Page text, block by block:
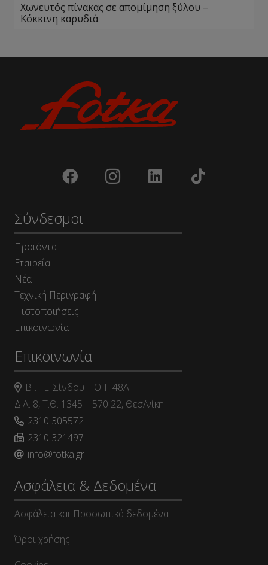
Χωνευτός πίνακας σε απομίμηση ξύλου –
Κόκκινη καρυδιά
Σύνδεσμοι
Προϊόντα
Εταιρεία
Νέα
Τεχνική Περιγραφή
Πιστοποιήσεις
Επικοινωνία
Επικοινωνία
ΒΙ.ΠΕ. Σίνδου – Ο.Τ. 48Α
Δ.Α. 8, Τ.Θ. 1345 – 570 22, Θεσ/νίκη
2310 305572
2310 321497
info@fotka.gr
Ασφάλεια & Δεδομένα
Ασφάλεια και Προσωπικά δεδομένα
Όροι χρήσης